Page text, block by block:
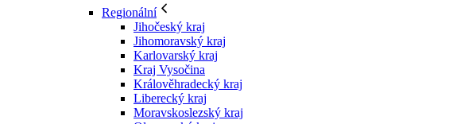
Regionální
Jihočeský kraj
Jihomoravský kraj
Karlovarský kraj
Kraj Vysočina
Králověhradecký kraj
Liberecký kraj
Moravskoslezský kraj